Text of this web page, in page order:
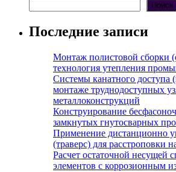
Поиск
Последние записи
Монтаж полистовой сборки
технология утепления
Системы канатного доступа
монтаже труднодоступных
металлоконструкций
Конструирование
замкнутых гнутосварных
Применение дистанционно
(траверс) для расстроповки
Расчет остаточной несущей
элементов с коррозионным